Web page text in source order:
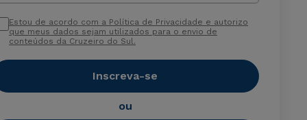
Estou de acordo com a Política de Privacidade e autorizo
que meus dados sejam utilizados para o envio de
conteúdos da Cruzeiro do Sul.
Inscreva-se
ou